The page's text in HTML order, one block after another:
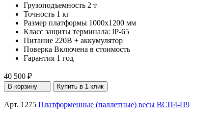
Грузоподъемность 2 т
Точность 1 кг
Размер платформы 1000х1200 мм
Класс защиты терминала: IP-65
Питание 220В + аккумулятор
Поверка Включена в стоимость
Гарантия 1 год
40 500 ₽
В корзину Купить в 1 клик
Арт. 1275 Платформенные (паллетные) весы ВСП4-П9